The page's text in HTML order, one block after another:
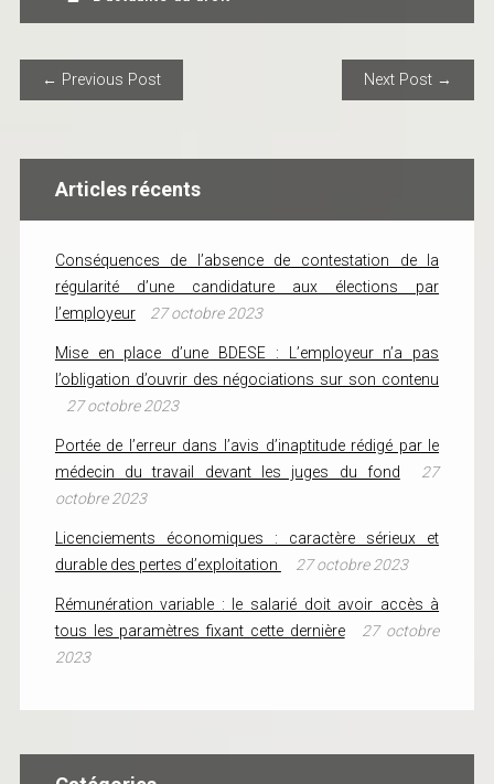
POST NAVIGATION
← Previous Post Next Post →
Articles récents
Conséquences de l’absence de contestation de la
régularité d’une candidature aux élections par
l’employeur
27 octobre 2023
Mise en place d’une BDESE : L’employeur n’a pas
l’obligation d’ouvrir des négociations sur son contenu
27 octobre 2023
Portée de l’erreur dans l’avis d’inaptitude rédigé par le
médecin du travail devant les juges du fond
27
octobre 2023
Licenciements économiques : caractère sérieux et
durable des pertes d’exploitation
27 octobre 2023
Rémunération variable : le salarié doit avoir accès à
tous les paramètres fixant cette dernière
27 octobre
2023